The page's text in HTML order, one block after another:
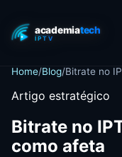
Home/Blog/Bitrate no
Artigo estratégico
Bitrate no
como afeta